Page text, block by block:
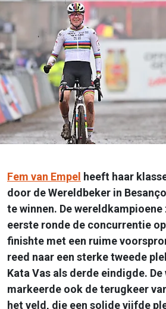
Fem van Empel heeft haar
door de Wereldbeker in
te winnen. De
eerste ronde de concurrentie
finishte met een ruime
reed naar een sterke tweede
Kata Vas als derde eindigde.
markeerde ook de terugkeer
het veld, die een solide vijfde